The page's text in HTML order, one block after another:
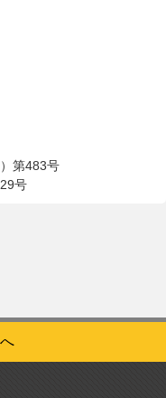
第483号
号